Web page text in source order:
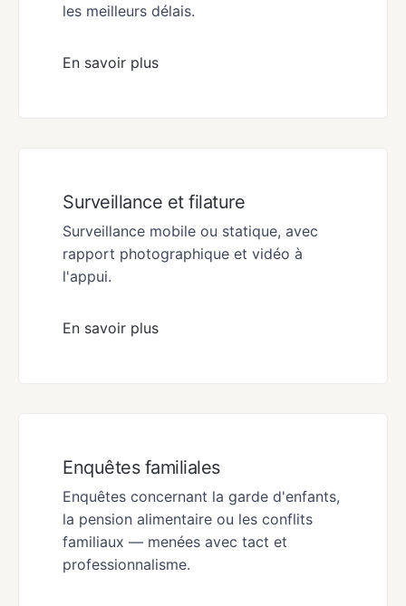
les meilleurs délais.
En savoir plus
Surveillance et filature
Surveillance mobile ou statique, avec
rapport photographique et vidéo à
l'appui.
En savoir plus
Enquêtes familiales
Enquêtes concernant la garde d'enfants,
la pension alimentaire ou les conflits
familiaux — menées avec tact et
professionnalisme.